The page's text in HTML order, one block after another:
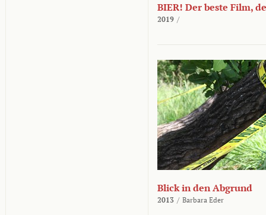
BIER! Der beste Film,
2019 /
Blick in den Abgrund
2013 / Barbara Eder